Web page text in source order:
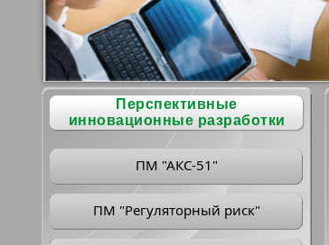
Перспективные
инновационные разработки
ПМ "АКС-51"
ПМ "Регуляторный риск"